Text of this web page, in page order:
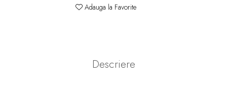
Adauga la Favorite
Descriere